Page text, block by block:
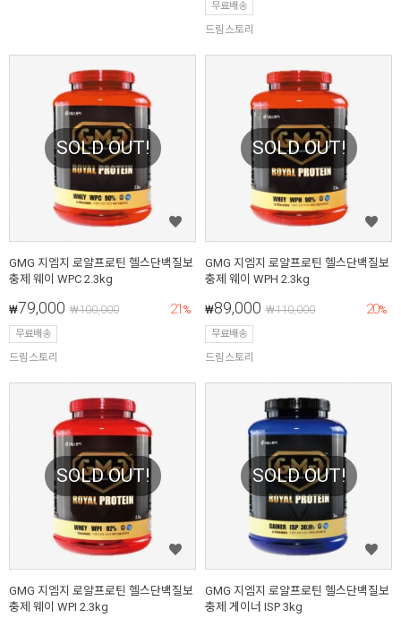
무료배송
드림스토리
SOLD OUT!
GMG 지엠지 로얄프로틴 헬스단백질보
충제 웨이 WPC 2.3kg
₩79,000 ₩100,000 21 %
무료배송
드림스토리
SOLD OUT!
GMG 지엠지 로얄프로틴 헬스단백질보
충제 웨이 WPH 2.3kg
₩89,000 ₩110,000 20%
무료배송
드림스토리
SOLD OUT!
GMG 지엠지 로얄프로틴 헬스단백질보
충제 웨이 WPI 2.3kg
SOLD OUT!
GMG 지엠지 로얄프로틴 헬스단백질보
충제 게이너 ISP 3kg